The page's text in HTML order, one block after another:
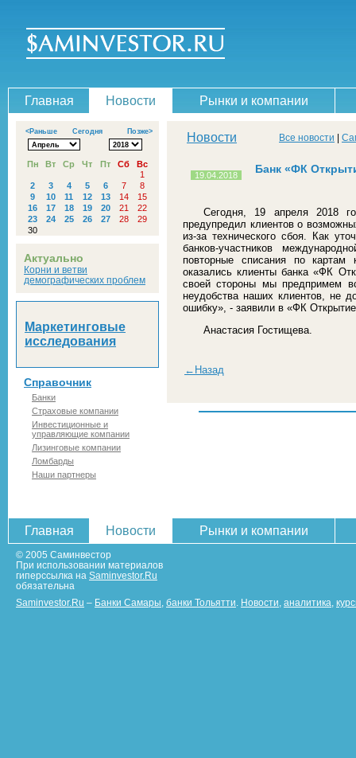
Главная Новости Рынки и компании
<Раньше Сегодня Позже>
Пн Вт Ср Чт Пт Сб
Вс
1
2
3 4 5 6 7
8
9
10 11 12 13 14
15
16
17 18 19 20 21
22
23
24 25 26 27 28
29
30
Актуально
Корни и ветви
демографических проблем
Маркетинговые
исследования
Справочник
Банки
Страховые компании
Инвестиционные и
управляющие компании
Лизинговые компании
Ломбарды
Наши партнеры
Новости Все новости |
19.04.2018 Банк «ФК
Сегодня, 19 апреля 2018
предупредил клиентов о
из-за технического сбоя. Как
банков-участников
повторные списания по картам
оказались клиенты банка «ФК
своей стороны мы предпримем
неудобства наших клиентов, не
ошибку», - заявили в «ФК
Анастасия Гостищева.
←Назад
Главная Новости Рынки и компании
© 2005 Саминвестор
При использовании материалов
гиперссылка на Saminvestor.Ru
обязательна
Saminvestor.Ru – Банки Самары банки Тольятти Новости аналитика